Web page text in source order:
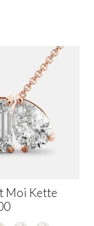
Moi Kette